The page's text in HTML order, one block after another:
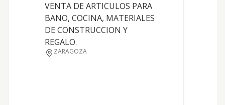
VENTA DE ARTICULOS PARA
BANO, COCINA, MATERIALES
DE CONSTRUCCION Y
REGALO.
ZARAGOZA